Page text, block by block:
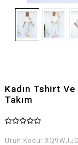
Kadın Tshirt
Takım
Ürün Kodu: